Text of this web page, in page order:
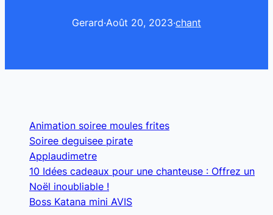
Gerard·Août 20, 2023·chant
Animation soiree moules frites
Soiree deguisee pirate
Applaudimetre
10 Idées cadeaux pour une chanteuse : Offrez un
Noël inoubliable !
Boss Katana mini AVIS